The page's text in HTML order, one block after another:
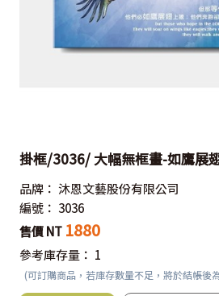
掛框/3036/ 大幅無框畫-如鷹展
品牌： 沐恩文藝股份有限公司
編號： 3036
售價 NT 1880
參考庫存量： 1
(可訂購商品，若庫存數量不足，將於結帳後